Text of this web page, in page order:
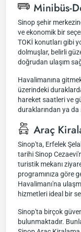
Minibüs-
Sinop şehir
ve ekonomik bir
TOKİ konutları gibi
dolmuşlar, belirli
doğrudan ulaşım
Havalimanına
üzerindeki
hareket saatleri ve
duraklarından ya
Araç
Sinop'ta, Erfelek
tarihi Sinop
turistik mekanı
programınıza göre
Havalimanı'na
hizmetleri ideal bir
Sinop'ta birçok
bulunmaktadır.